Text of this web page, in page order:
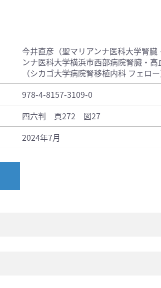
今井直彦（聖マリアンナ医科大学腎
ンナ医科大学横浜市西部病院腎臓・
（シカゴ大学病院腎移植内科 フェロー
978-4-8157-3109-0
四六判 頁272 図27
2024年7月